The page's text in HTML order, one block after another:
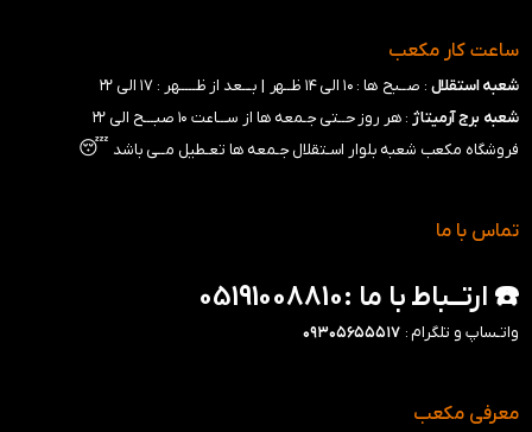
ساعت کار مکعب
شعبه استقلال : صــبح ها : ۱۰ الی ۱۴ ظــهر |
بـــعد از ظـــــهر : ۱۷ الی ۲۲
شعبه برج آرمیتاژ : هر روز حــتی جـمعه ها از ســـاعت ۱۰ صبـــح الی ۲۲
فروشگاه مکعب شعبه بلوار اسـتقلال جـمعه ها تعـطیل مــی باشد
😴
تماس با ما
☎️ ارتــباط با ما :05191008810
واتـساپ و تلگرام : ۰۹۳۰۵۶۵۵۵۱۷
معرفی مکعب